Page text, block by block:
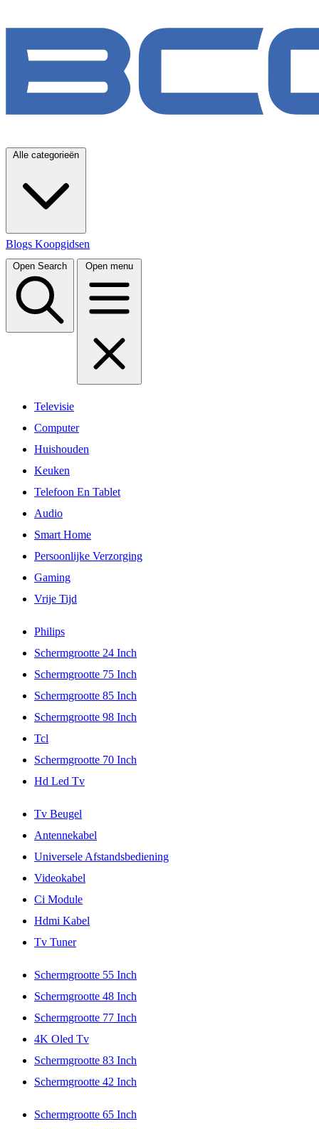
Alle categorieën
Blogs Koopgidsen
Open Search Open menu
Televisie
Computer
Huishouden
Keuken
Telefoon En Tablet
Audio
Smart Home
Persoonlijke Verzorging
Gaming
Vrije Tijd
Philips
Schermgrootte 24 Inch
Schermgrootte 75 Inch
Schermgrootte 85 Inch
Schermgrootte 98 Inch
Tcl
Schermgrootte 70 Inch
Hd Led Tv
Tv Beugel
Antennekabel
Universele Afstandsbediening
Videokabel
Ci Module
Hdmi Kabel
Tv Tuner
Schermgrootte 55 Inch
Schermgrootte 48 Inch
Schermgrootte 77 Inch
4K Oled Tv
Schermgrootte 83 Inch
Schermgrootte 42 Inch
Schermgrootte 65 Inch